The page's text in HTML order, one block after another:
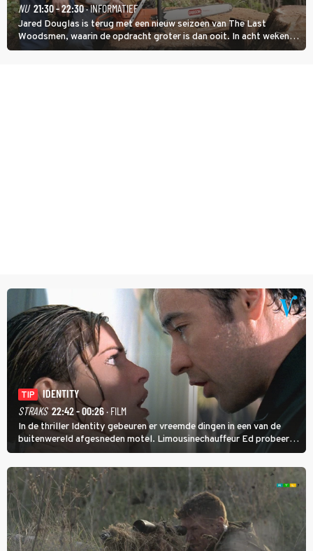
NU 21:30 - 22:30· INFORMATIEF
Jared Douglas is terug met een nieuw seizoen van The Last
Woodsmen, waarin de opdracht groter is dan ooit. In acht weken
tijd probeert hij een miljoen dollar bij elkaar te vergaren om de
TIP
IDENTITY
STRAKS 22:42 - 00:26· FILM
In de thriller Identity gebeuren er vreemde dingen in een van de
buitenwereld afgesneden motel. Limousinechauffeur Ed probeert
uit te zoeken wie of wat daar achter zit.